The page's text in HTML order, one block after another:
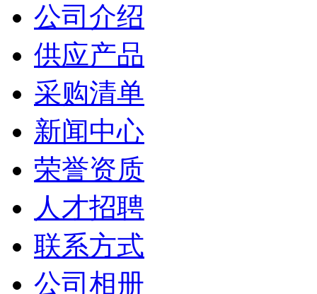
公司介绍
供应产品
采购清单
新闻中心
荣誉资质
人才招聘
联系方式
公司相册